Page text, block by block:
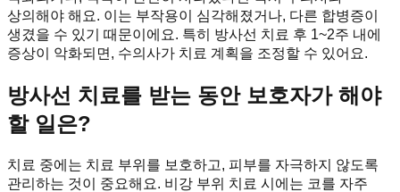
상의해야 해요. 이는 부작용이 심각해졌거나, 다른 합병증이
생겼을 수 있기 때문이에요. 특히 방사선 치료 후 1~2주 내에
증상이 악화되면, 수의사가 치료 계획을 조정할 수 있어요.
방사선 치료를 받는 동안 보호자가 해야
할 일은?
치료 중에는 치료 부위를 보호하고, 피부를 자극하지 않도록
관리하는 것이 중요해요. 비강 부위 치료 시에는 코를 자주